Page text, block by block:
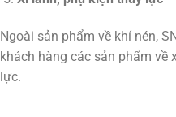
Ngoài sản phẩm về khí nén,
khách hàng các sản phẩm về
lực.